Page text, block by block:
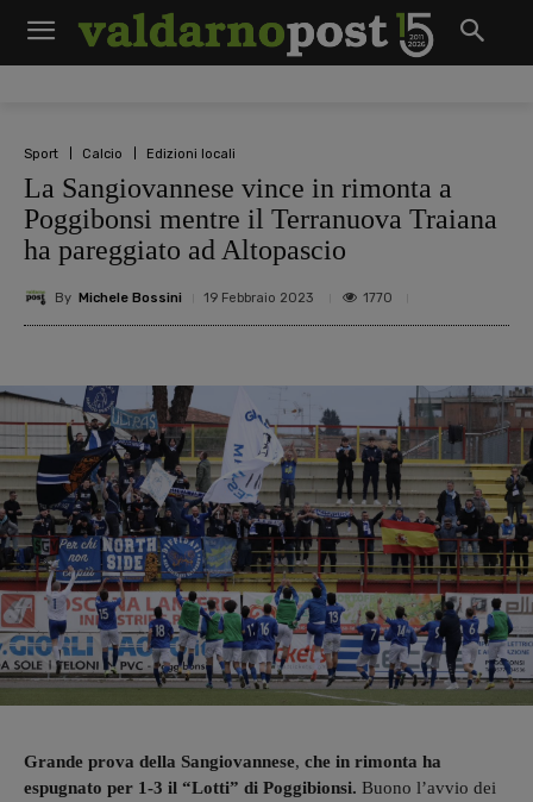
Sport Calcio Edizioni locali
La Sangiovannese vince in rimonta a
Poggibonsi mentre il Terranuova Traiana
ha pareggiato ad Altopascio
By Michele Bossini 19 Febbraio 2023 1770
Grande prova della Sangiovannese, che in rimonta ha
espugnato per 1-3 il “Lotti” di Poggibionsi. Buono l’avvio dei